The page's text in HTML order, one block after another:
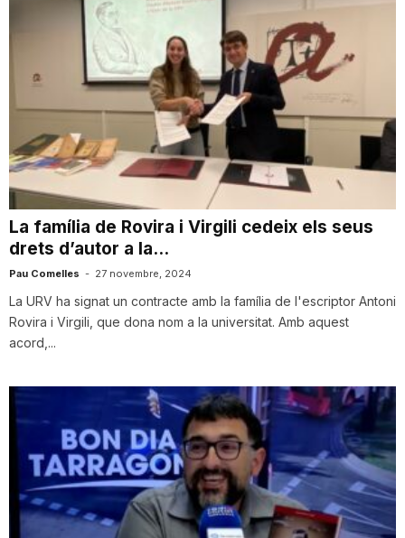
i
u
t
a
t
e
La família de Rovira i Virgili cedeix els seus
drets d’autor a la...
Pau Comelles - 27 novembre, 2024
La URV ha signat un contracte amb la família de l'escriptor Antoni
Rovira i Virgili, que dona nom a la universitat. Amb aquest
acord,...